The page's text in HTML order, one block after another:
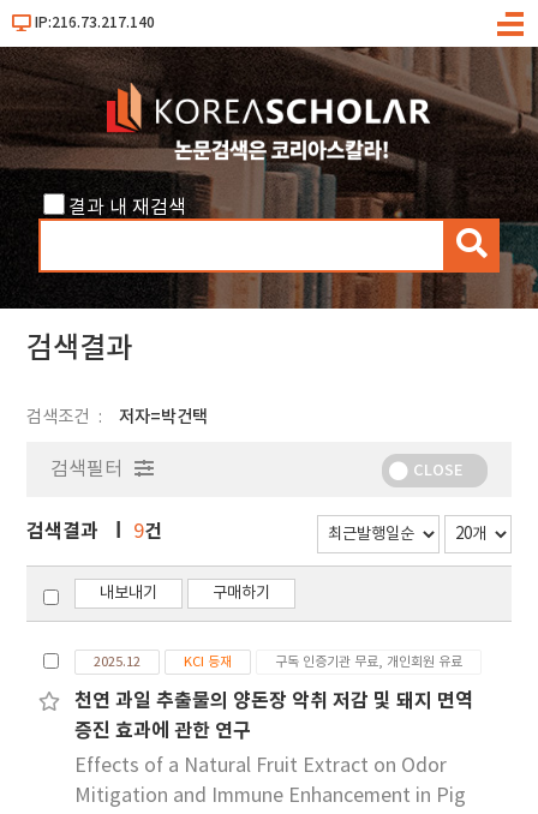
IP:216.73.217.140
메
결과 내 재검색
검
색
검색결과
검색조건 저자=박건택
검색필터 CLOSE
검색결과 9건
내보내기 구매하기
2025.12 KCI 등재 구독 인증기관 무료, 개인회원 유료
천연 과일 추출물의 양돈장 악취 저감 및 돼지 면역
증진 효과에 관한 연구
Effects of a Natural Fruit Extract on Odor
Mitigation and Immune Enhancement in Pig